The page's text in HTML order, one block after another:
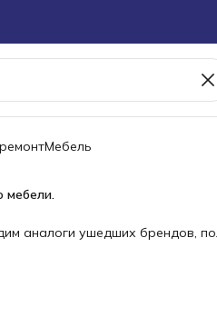
Мебель
мебели.
аналоги ушедших брендов,